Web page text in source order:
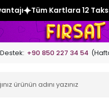
Taksit Kapıda Ödeme
+90 850 227 34 54